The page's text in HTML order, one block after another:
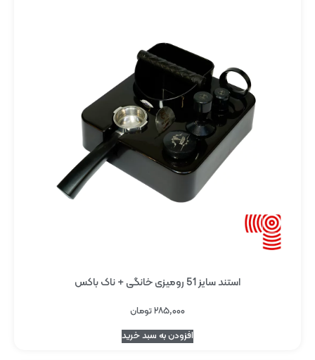
استند سایز 51 رومیزی خانگی + ناک باکس
۲۸۵,۰۰۰تومان
افزودن به سبد خرید